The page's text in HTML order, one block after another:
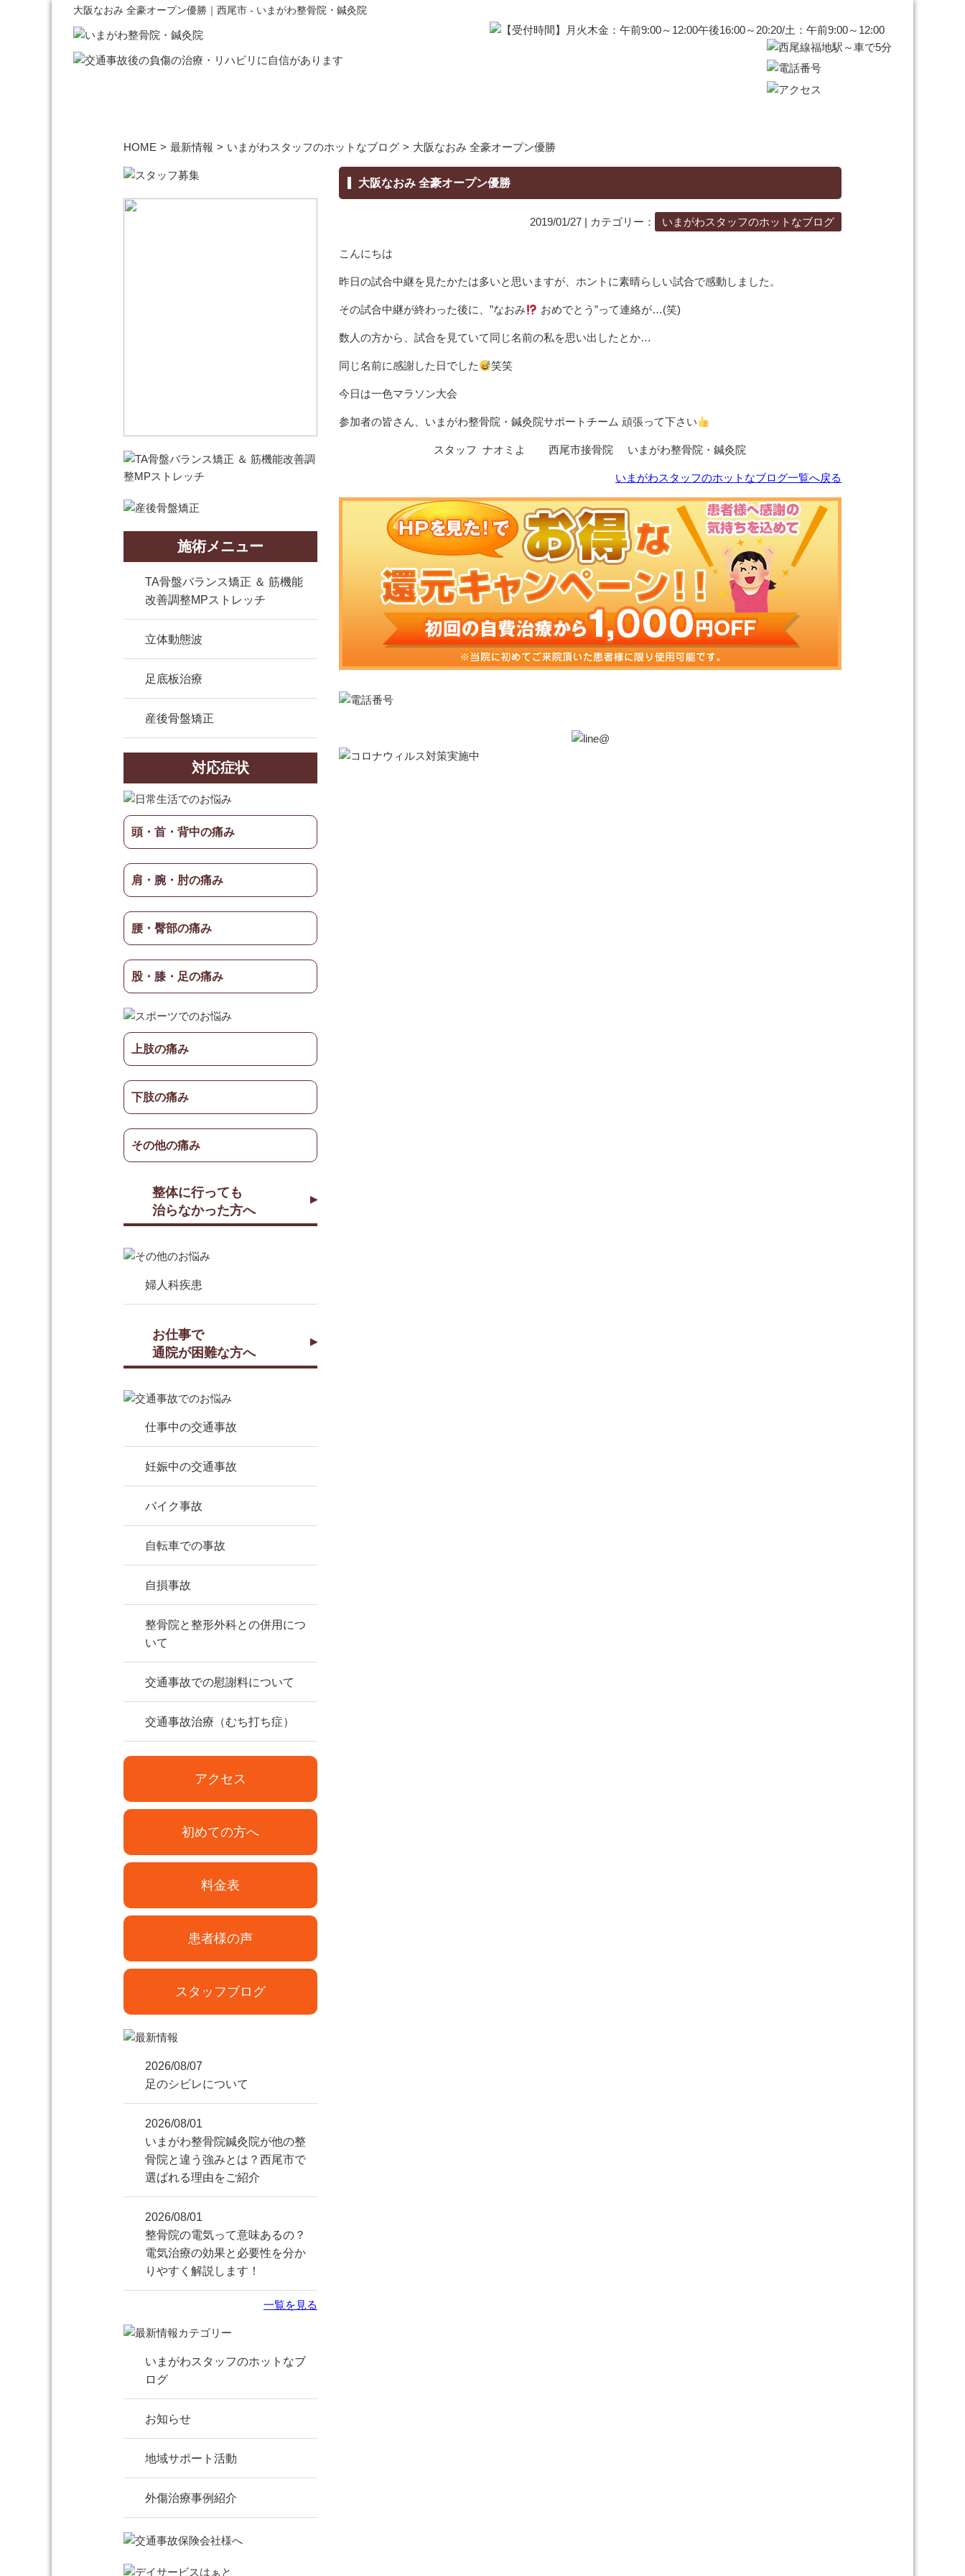
大阪なおみ 全豪オープン優勝｜西尾市 - いまがわ整骨院・鍼灸院
HOME > 最新情報 > いまがわスタッフのホットなブログ > 大阪なおみ 全豪オープン優勝
大阪なおみ 全豪オープン優勝
2019/01/27 | カテゴリー： いまがわスタッフのホットなブログ
こんにちは
昨日の試合中継を見たかたは多いと思いますが、ホントに素晴らしい試合で感動しました。
その試合中継が終わった後に、”なおみ おめでとう”って連絡が…(笑)
数人の方から、試合を見ていて同じ名前の私を思い出したとか…
同じ名前に感謝した日でした 笑笑
今日は一色マラソン大会
参加者の皆さん、いまがわ整骨院・鍼灸院サポートチーム 頑張って下さい
スタッフ ナオミよ 西尾市接骨院 いまがわ整骨院・鍼灸院
いまがわスタッフのホットなブログ一覧へ戻る
施術メニュー
TA骨盤バランス矯正 ＆ 筋機能
改善調整MPストレッチ
立体動態波
足底板治療
産後骨盤矯正
対応症状
頭・首・背中の痛み
肩・腕・肘の痛み
腰・臀部の痛み
股・膝・足の痛み
上肢の痛み
下肢の痛み
その他の痛み
整体に行っても
治らなかった方へ
婦人科疾患
お仕事で
通院が困難な方へ
仕事中の交通事故
妊娠中の交通事故
バイク事故
自転車での事故
自損事故
整骨院と整形外科との併用につ
いて
交通事故での慰謝料について
交通事故治療（むち打ち症）
アクセス
初めての方へ
料金表
患者様の声
スタッフブログ
2026/08/07
足のシビレについて
2026/08/01
いまがわ整骨院鍼灸院が他の整
骨院と違う強みとは？西尾市で
選ばれる理由をご紹介
2026/08/01
整骨院の電気って意味あるの？
電気治療の効果と必要性を分か
りやすく解説します！
一覧を見る
いまがわスタッフのホットなブ
ログ
お知らせ
地域サポート活動
外傷治療事例紹介